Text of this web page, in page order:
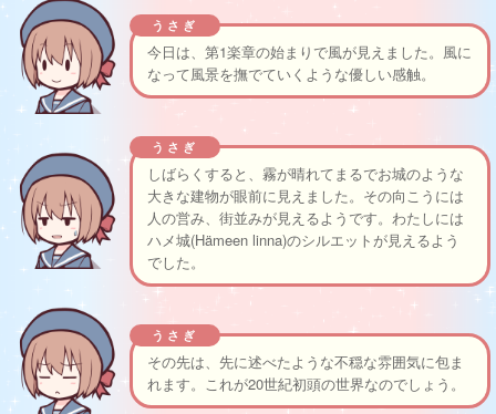
うさぎ
今日は、第1楽章の始まりで風が見えました。風に
なって風景を撫でていくような優しい感触。
うさぎ
しばらくすると、霧が晴れてまるでお城のような
大きな建物が眼前に見えました。その向こうには
人の営み、街並みが見えるようです。わたしには
ハメ城(Hämeen linna)のシルエットが見えるよう
でした。
うさぎ
その先は、先に述べたような不穏な雰囲気に包ま
れます。これが20世紀初頭の世界なのでしょう。